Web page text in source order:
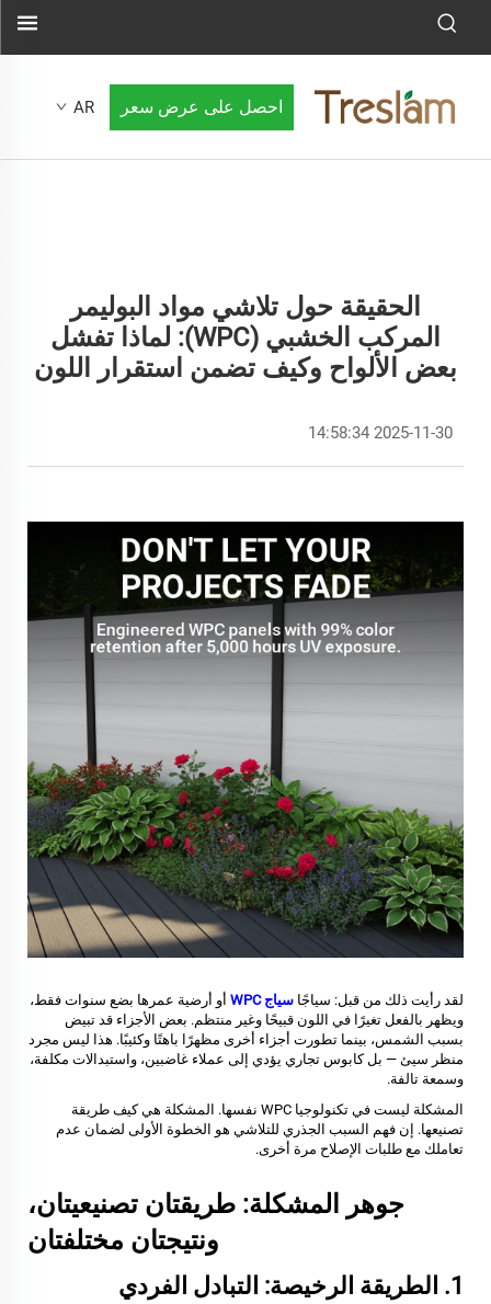
احصل على عرض سعر AR
الحقيقة حول تلاشي مواد البوليمر
المركب الخشبي (WPC): لماذا تفشل
بعض الألواح وكيف تضمن استقرار اللون
2025-11-30 14:58:34
لقد رأيت ذلك من قبل: سياجًا سياج WPC
أو أرضية عمرها بضع سنوات فقط،
ويظهر بالفعل تغيرًا في اللون قبيحًا وغير منتظم. بعض الأجزاء قد تبيض
بسبب الشمس، بينما تطورت أجزاء أخرى مظهرًا باهتًا وكئيبًا. هذا ليس مجرد
منظر سيئ — بل كابوس تجاري يؤدي إلى عملاء غاضبين، واستبدالات مكلفة،
وسمعة تالفة.
المشكلة ليست في تكنولوجيا WPC نفسها. المشكلة هي
كيف طريقة
تصنيعها. إن فهم السبب الجذري للتلاشي هو الخطوة الأولى لضمان عدم
تعاملك مع طلبات الإصلاح مرة أخرى.
جوهر المشكلة: طريقتان تصنيعيتان،
ونتيجتان مختلفتان
1. الطريقة الرخيصة: التبادل الفردي